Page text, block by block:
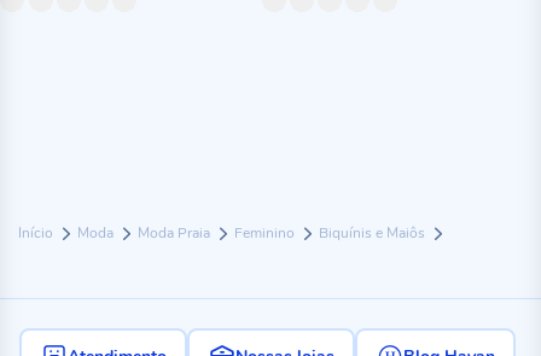
Início Moda Moda Praia Feminino Biquínis e Maiôs